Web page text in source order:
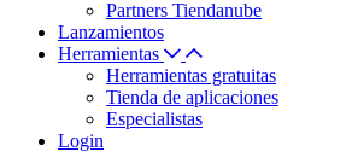
Partners Tiendanube
Lanzamientos
Herramientas
Herramientas gratuitas
Tienda de aplicaciones
Especialistas
Login